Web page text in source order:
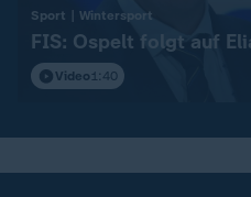
Sport | Wintersport
FIS: Ospelt folgt auf
Video 1:40